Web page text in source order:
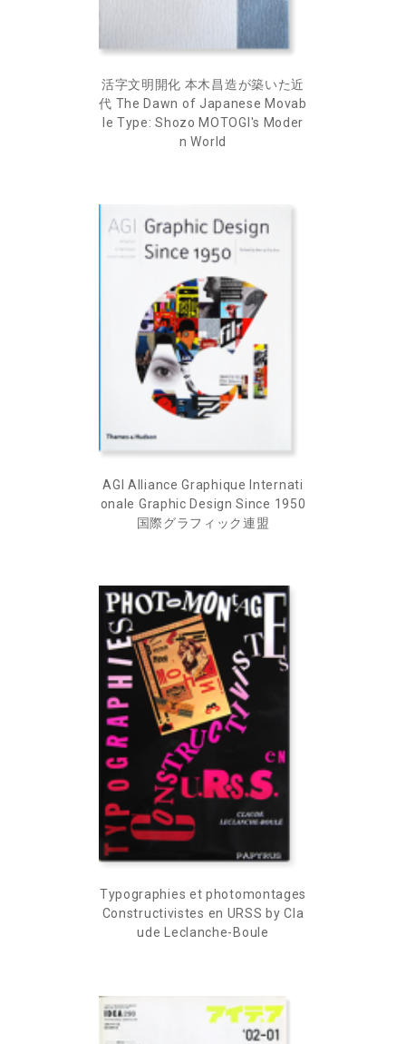
活字文明開化 本木昌造が築いた近
代 The Dawn of Japanese Movab
le Type: Shozo MOTOGI's Moder
n World
AGI Alliance Graphique Internati
onale Graphic Design Since 1950
国際グラフィック連盟
Typographies et photomontages
Constructivistes en URSS by Cla
ude Leclanche-Boule